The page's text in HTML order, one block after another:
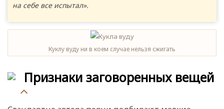
на себе все испытал».
Куклу вуду ни в коем случае нельзя сжигать
Признаки заговоренных вещей